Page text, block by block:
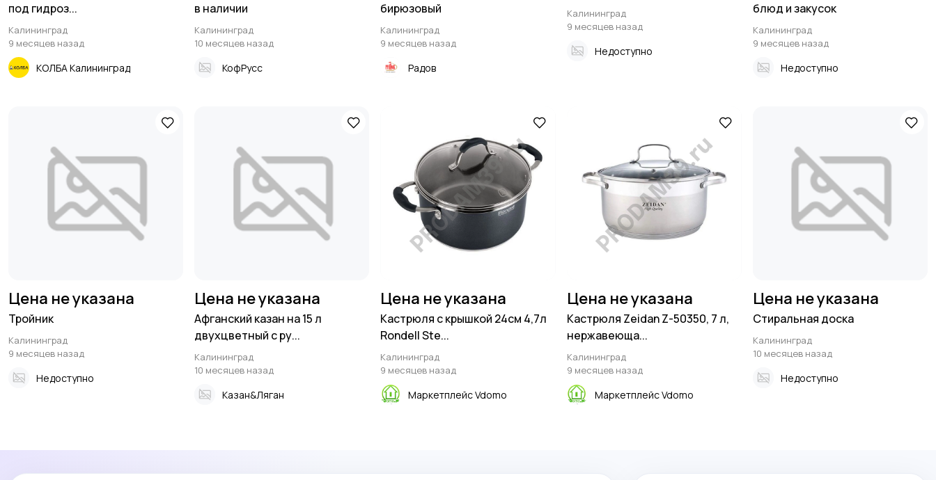
под гидроз...
Калининград
9 месяцев назад
КОЛБА Калининград
в наличии
Калининград
10 месяцев назад
КофРусс
бирюзовый
Калининград
9 месяцев назад
Радов
Калининград
9 месяцев назад
Недоступно
блюд и закусок
Калининград
9 месяцев назад
Недоступно
Цена не указана
Тройник
Калининград
9 месяцев назад
Недоступно
Цена не указана
Афганский казан на 15 л
двухцветный с ру...
Калининград
10 месяцев назад
Казан&Ляган
Цена не указана
Кастрюля с крышкой 24см 4,7л
Rondell Ste...
Калининград
9 месяцев назад
Маркетплейс Vdomo
Цена не указана
Кастрюля Zeidan Z-50350, 7 л,
нержавеюща...
Калининград
9 месяцев назад
Маркетплейс Vdomo
Цена не указана
Стиральная доска
Калининград
10 месяцев назад
Недоступно